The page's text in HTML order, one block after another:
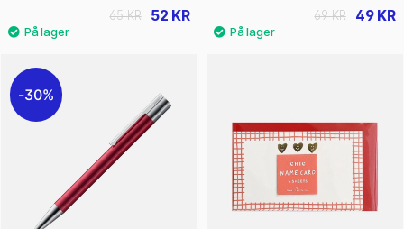
52 KR
65 KR 49 KR
69 KR
30%